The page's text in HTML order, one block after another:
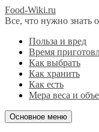
Food-Wiki.ru
Все, что нужно знать
Польза и вред
Время
Как выбрать
Как хранить
Как есть
Мера веса и
Основное меню